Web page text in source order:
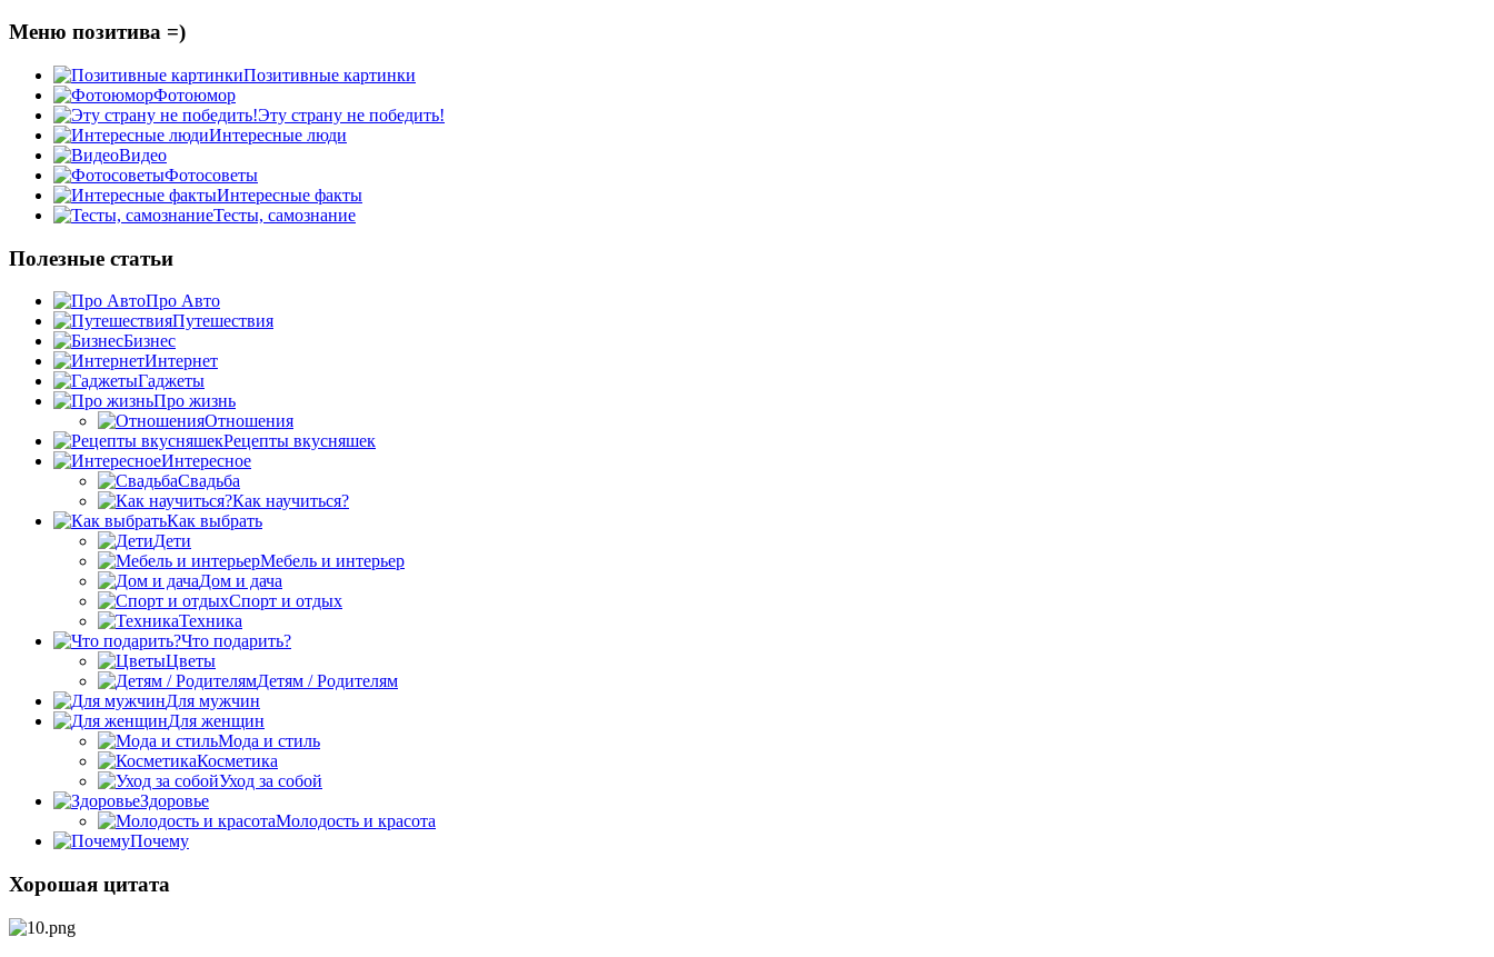
Меню позитива =)
Позитивные картинки
Фотоюмор
Эту страну не победить!
Интересные люди
Видео
Фотосоветы
Интересные факты
Тесты, самознание
Полезные статьи
Про Авто
Путешествия
Бизнес
Интернет
Гаджеты
Про жизнь
Отношения
Рецепты вкусняшек
Интересное
Свадьба
Как научиться?
Как выбрать
Дети
Мебель и интерьер
Дом и дача
Спорт и отдых
Техника
Что подарить?
Цветы
Детям / Родителям
Для мужчин
Для женщин
Мода и стиль
Косметика
Уход за собой
Здоровье
Молодость и красота
Почему
Хорошая цитата